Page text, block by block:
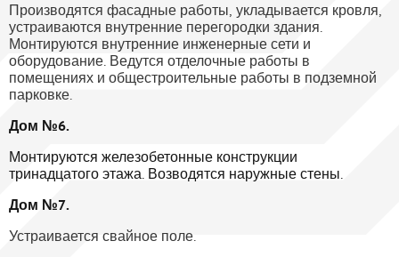
Производятся фасадные работы, укладывается кровля,
устраиваются внутренние перегородки здания.
Монтируются внутренние инженерные сети и
оборудование. Ведутся отделочные работы в
помещениях и общестроительные работы в подземной
парковке.
Дом №6.
Монтируются железобетонные конструкции
тринадцатого этажа. Возводятся наружные стены.
Дом №7.
Устраивается свайное поле.